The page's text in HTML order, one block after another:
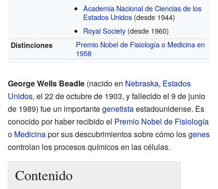
Academia Nacional de Ciencias de los
Estados Unidos (desde 1944)
Royal Society (desde 1960)
Distinciones
Premio Nobel de Fisiología o Medicina en
1958
George Wells Beadle (nacido en Nebraska, Estados
Unidos, el 22 de octubre de 1903, y fallecido el 9 de junio
de 1989) fue un importantegenetistaestadounidense. Es
conocido por haber recibido el Premio Nobel de Fisiología
o Medicinapor sus descubrimientos sobre cómo losgenes
controlan los procesos químicos en las células.
Contenido